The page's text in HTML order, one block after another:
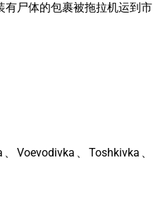
尸体的包裹被拖拉机运到市
Voevodivka、Toshkivka、